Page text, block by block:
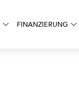
FINANZIERUNG